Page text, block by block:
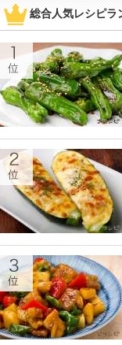
総合人気レシピラ